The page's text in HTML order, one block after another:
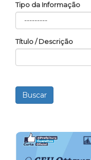
Tipo da Informação
Título / Descrição